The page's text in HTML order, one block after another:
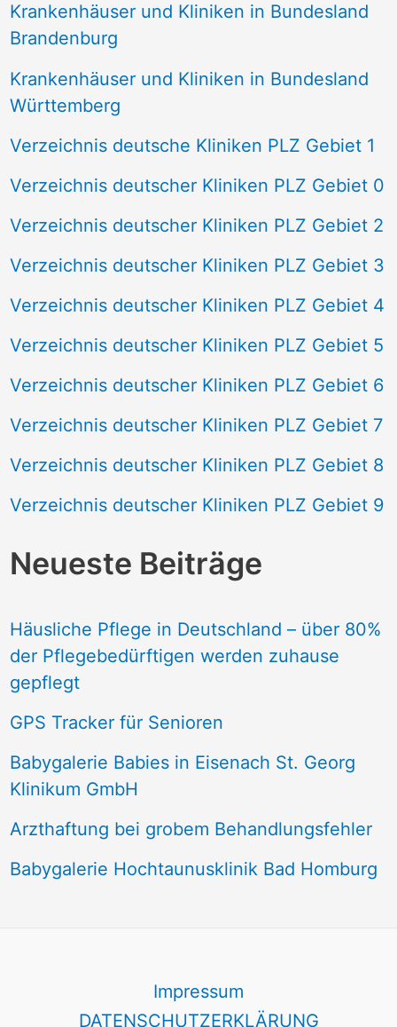
Krankenhäuser und Kliniken in Bundesland
Brandenburg
Krankenhäuser und Kliniken in Bundesland
Württemberg
Verzeichnis deutsche Kliniken PLZ Gebiet 1
Verzeichnis deutscher Kliniken PLZ Gebiet 0
Verzeichnis deutscher Kliniken PLZ Gebiet 2
Verzeichnis deutscher Kliniken PLZ Gebiet 3
Verzeichnis deutscher Kliniken PLZ Gebiet 4
Verzeichnis deutscher Kliniken PLZ Gebiet 5
Verzeichnis deutscher Kliniken PLZ Gebiet 6
Verzeichnis deutscher Kliniken PLZ Gebiet 7
Verzeichnis deutscher Kliniken PLZ Gebiet 8
Verzeichnis deutscher Kliniken PLZ Gebiet 9
Neueste Beiträge
Häusliche Pflege in Deutschland – über 80%
der Pflegebedürftigen werden zuhause
gepflegt
GPS Tracker für Senioren
Babygalerie Babies in Eisenach St. Georg
Klinikum GmbH
Arzthaftung bei grobem Behandlungsfehler
Babygalerie Hochtaunusklinik Bad Homburg
Impressum
DATENSCHUTZERKLÄRUNG